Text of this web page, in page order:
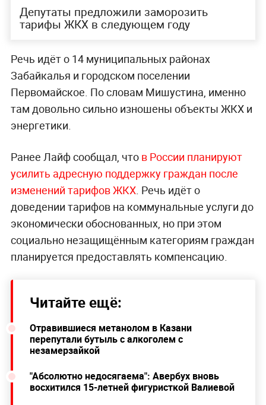
Депутаты предложили заморозить
тарифы ЖКХ в следующем году
Речь идёт о 14 муниципальных районах
Забайкалья и городском поселении
Первомайское. По словам Мишустина, именно
там довольно сильно изношены объекты ЖКХ и
энергетики.
Ранее Лайф сообщал, что в России планируют
усилить адресную поддержку граждан после
изменений тарифов ЖКХ. Речь идёт о
доведении тарифов на коммунальные услуги до
экономически обоснованных, но при этом
социально незащищённым категориям граждан
планируется предоставлять компенсацию.
Читайте ещё:
Отравившиеся метанолом в Казани
перепутали бутыль с алкоголем с
незамерзайкой
"Абсолютно недосягаема": Авербух вновь
восхитился 15-летней фигуристкой Валиевой